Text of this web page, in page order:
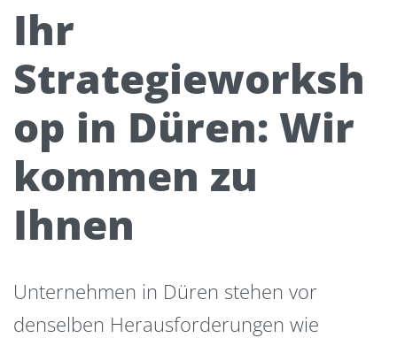
Ihr
Strategieworksh
op in Düren: Wir
kommen zu
Ihnen
Unternehmen in Düren stehen vor
denselben Herausforderungen wie